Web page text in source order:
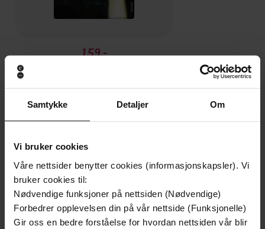
Samtykke Detaljer Om
Vi bruker cookies
Våre nettsider benytter cookies (informasjonskapsler). Vi
bruker cookies til:
Nødvendige funksjoner på nettsiden (Nødvendige)
Forbedrer opplevelsen din på vår nettside (Funksjonelle)
Gir oss en bedre forståelse for hvordan nettsiden vår blir
159,-
Undertittel en håndbok
Forfattere Leif Johnsen
Nickelsen (illustratør), David Keeping
(illustratør)